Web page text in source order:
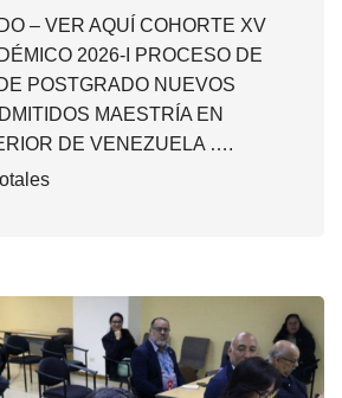
– VER AQUÍ COHORTE XV
2026-I PROCESO DE
POSTGRADO NUEVOS
MAESTRÍA EN
DE VENEZUELA ….